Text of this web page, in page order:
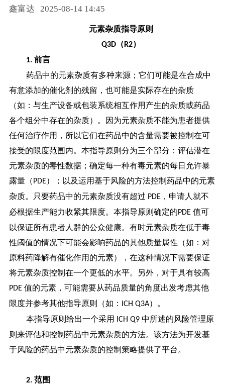
鑫富达 2025-08-14 14:45
元素杂质指导原则
Q3D（ R2）
1. 前言
药品中的元素杂质有多种来源；它们可能是在合成中
有意添加的催化剂的残留，也可能是实际存在的杂质
（如：与生产设备或包装系统相互作用产生的杂质或药品
各个组分中存在的杂质）。因为元素杂质不能为患者提供
任何治疗作用，所以它们在药品中的含量需要被控制在可
接受的限度范围内。本指导原则分为三个部分：评估潜在
元素杂质的毒性数据；确定每一种有毒元素的每日允许暴
露量（ PDE）；以及运用基于风险的方法控制药品中的元素
杂质。只要药品中的元素杂质没有超过 PDE，申请人就不
必根据生产能力收紧其限度。本指导原则确定的PDE 值可
以保证所有患者人群的公众健康。有时元素杂质在低于毒
性阈值的情况下可能会影响药品的其他质量属性（如：对
原料药降解有催化作用的元素），在这种情况下需要保证
将元素杂质控制在一个更低的水平。另外，对于具有较高
PDE 值的元素，可能需要从药品质量的角度出发考虑其他
限度并参考其他指导原则（如：
ICH Q3A）。
本指导原则给出一个采用
ICH Q9 中所述的风险管理原
则来评估和控制药品中元素杂质的方法。该方法为开发基
于风险的药品中元素杂质的控制策略提供了平台。
2. 范围